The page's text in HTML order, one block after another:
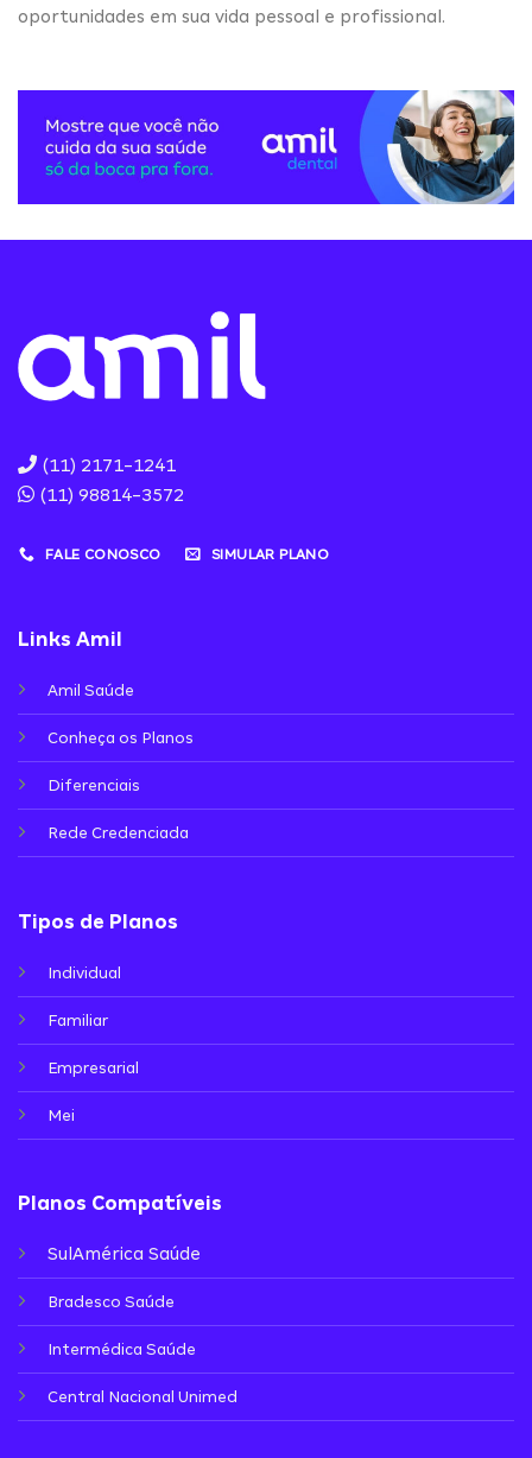
oportunidades em sua vida pessoal e profissional.
(11) 2171-1241
(11) 98814-3572
FALE CONOSCO SIMULAR PLANO
Links Amil
Amil Saúde
Conheça os Planos
Diferenciais
Rede Credenciada
Tipos de Planos
Individual
Familiar
Empresarial
Mei
Planos Compatíveis
SulAmérica Saúde
Bradesco Saúde
Intermédica Saúde
Central Nacional Unimed